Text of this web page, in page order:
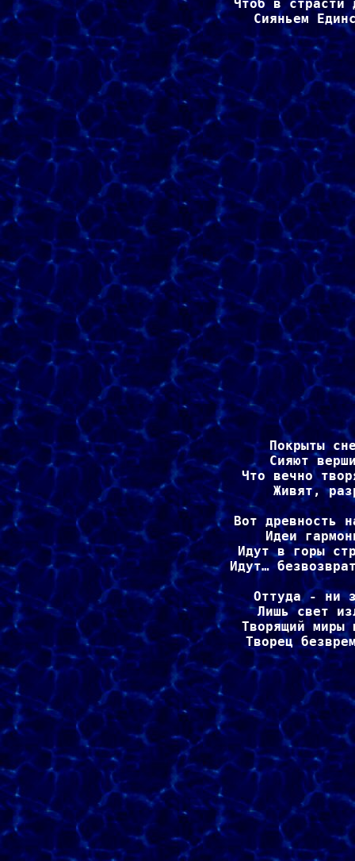
Чтоб в страсти
Сияньем
Покрыты
Сияют
Что вечно
Живят,
Вот древность
Идеи
Идут в горы
Идут…
Оттуда - ни
Лишь свет
Творящий миры